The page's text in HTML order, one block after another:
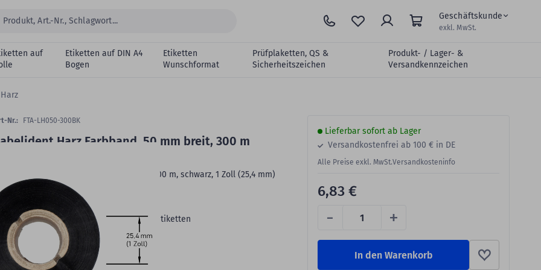
Geschäftskunde
exkl. MwSt.
auf
Etiketten auf DIN A4
Bogen
Etiketten
Wunschformat
Prüfplaketten, QS &
Sicherheitszeichen
Produkt- / Lager- &
Versandkennzeichen
Harz Farbband, 50 mm breit, 300 m
Farbband, Harz, 50 mm x 300 m, schwarz, 1 Zoll (25,4 mm)
Außenwicklung, 1 Rolle(n)
Nr.: FTA-LH050-300BK
Hersteller:
Labelident
Beständigkeit: kratzfest auf allen Folienetiketten
Rollenkern:
1 Zoll (25,4 mm)
Farbband Wicklung:
Außenwicklung
VE: 1 Rolle(n) mit 300 m Rollenlänge
Lieferbar sofort ab Lager
Versandkostenfrei ab 100 € in DE
Alle Preise exkl. MwSt.Versandkosteninfo
- +
6,83 €
In den Warenkorb